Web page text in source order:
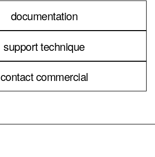
documentation
support technique
contact commercial